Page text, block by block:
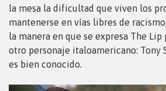
la mesa la dificultad que viven los
mantenerse en vías libres de
la manera en que se expresa The
otro personaje italoamericano: Tony
es bien conocido.